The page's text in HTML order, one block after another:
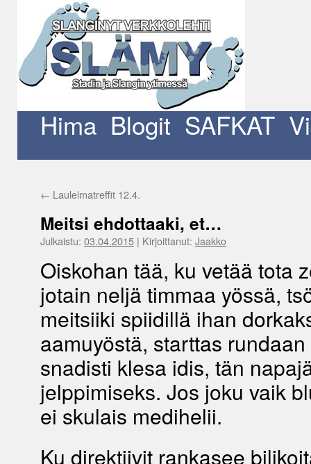
Hima Blogit SAFKAT
← Laulelmatreffit 12.4.
Meitsi ehdottaaki, et…
Julkaistu: 03.04.2015| Kirjoittanut: Jaakko
Oiskohan tää, ku vetää tota
jotain neljä timmaa yössä,
meitsiiki spiidillä ihan
aamuyöstä, starttas
snadisti klesa idis, tän
jelppimiseks. Jos joku vaik
ei skulais medihelii.
Ku direktiivit rankasee